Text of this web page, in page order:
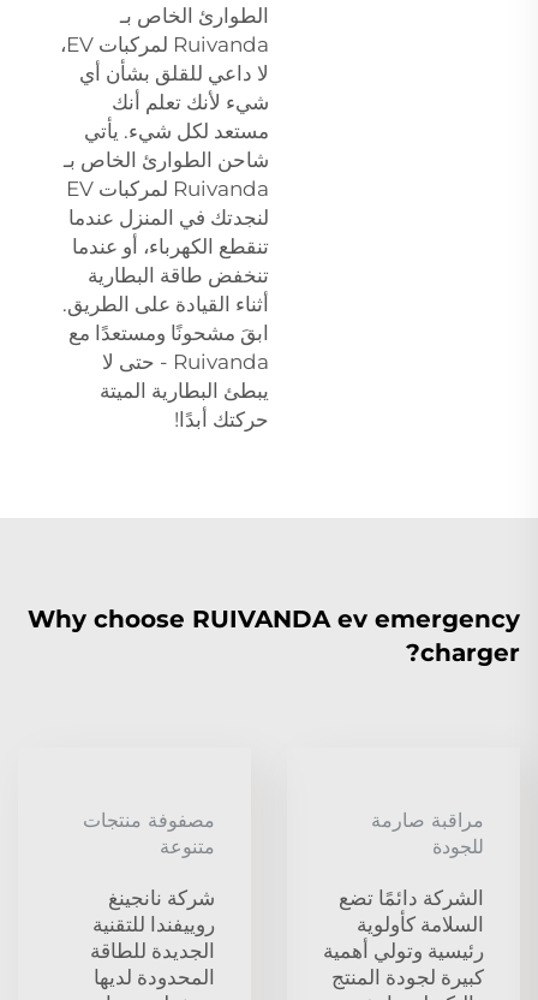
الطوارئ الخاص بـ
Ruivanda لمركبات EV،
لا داعي للقلق بشأن أي
شيء لأنك تعلم أنك
مستعد لكل شيء. يأتي
شاحن الطوارئ الخاص بـ
Ruivanda لمركبات EV
لنجدتك في المنزل عندما
تنقطع الكهرباء، أو عندما
تنخفض طاقة البطارية
أثناء القيادة على الطريق.
ابقَ مشحونًا ومستعدًا مع
Ruivanda - حتى لا
يبطئ البطارية الميتة
حركتك أبدًا!
Why choose RUIVANDA ev emergency
charger?
مراقبة صارمة
للجودة
الشركة دائمًا تضع
السلامة كأولوية
رئيسية وتولي أهمية
كبيرة لجودة المنتج
مصفوفة منتجات
متنوعة
شركة نانجينغ
روييفندا للتقنية
الجديدة للطاقة
المحدودة لديها